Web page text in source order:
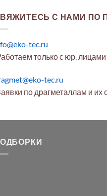
С НАМИ ПО
tec.ru
только с юр.
tec.ru
по драгметаллам и их